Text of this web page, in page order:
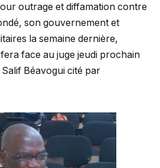
outrage et diffamation contre
son gouvernement et
la semaine dernière,
face au juge jeudi prochain
Béavogui cité par